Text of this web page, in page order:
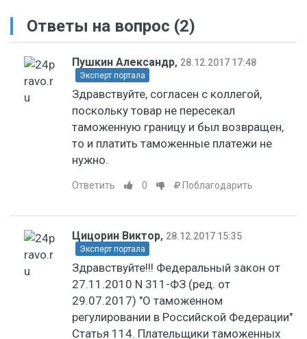
Ответы на вопрос (2)
Пушкин Александр, 28.12.2017 17:48
Эксперт портала
Здравствуйте, согласен с коллегой,
поскольку товар не пересекал
таможенную границу и был возвращен,
то и платить таможенные платежи не
нужно.
Ответить 0 Поблагодарить
Цицорин Виктор, 28.12.2017 15:35
Эксперт портала
Здравствуйте!!! Федеральный закон от
27.11.2010 N 311-ФЗ (ред. от
29.07.2017) "О таможенном
регулировании в Российской Федерации"
Статья 114. Плательщики таможенных